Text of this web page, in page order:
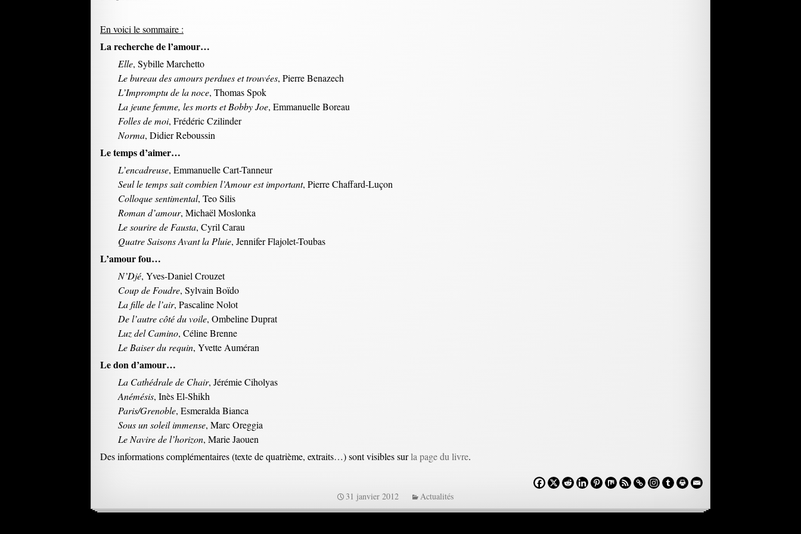
En voici le sommaire :
La recherche de l’amour…
Elle, Sybille Marchetto
Le bureau des amours perdues et trouvées, Pierre Benazech
L’Impromptu de la noce, Thomas Spok
La jeune femme, les morts et Bobby Joe, Emmanuelle Boreau
Folles de moi, Frédéric Czilinder
Norma, Didier Reboussin
Le temps d’aimer…
L’encadreuse, Emmanuelle Cart-Tanneur
Seul le temps sait combien l’Amour est important, Pierre Chaffard-Luçon
Colloque sentimental, Teo Silis
Roman d’amour, Michaël Moslonka
Le sourire de Fausta, Cyril Carau
Quatre Saisons Avant la Pluie, Jennifer Flajolet-Toubas
L’amour fou…
N’Djé, Yves-Daniel Crouzet
Coup de Foudre, Sylvain Boïdo
La fille de l’air, Pascaline Nolot
De l’autre côté du voile, Ombeline Duprat
Luz del Camino, Céline Brenne
Le Baiser du requin, Yvette Auméran
Le don d’amour…
La Cathédrale de Chair, Jérémie Ciholyas
Anémésis, Inès El-Shikh
Paris/Grenoble, Esmeralda Bianca
Sous un soleil immense, Marc Oreggia
Le Navire de l’horizon, Marie Jaouen
Des informations complémentaires (texte de quatrième, extraits…) sont visibles surla page du livre.
31 janvier 2012 Actualités